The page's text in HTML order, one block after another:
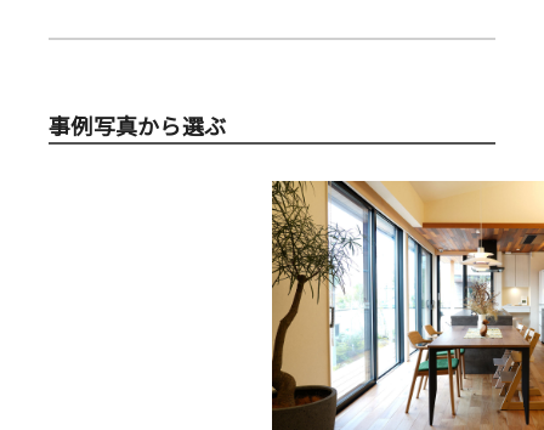
事例写真から選ぶ